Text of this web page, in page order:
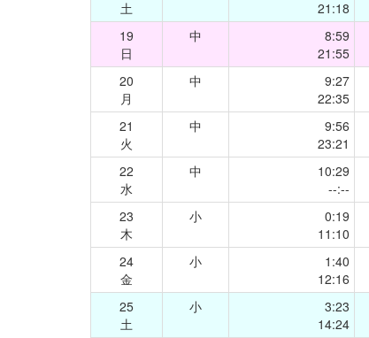
土
21:18
19
日
中
8:59
21:55
20
月
中
9:27
22:35
21
火
中
9:56
23:21
22
水
中
10:29
--:--
23
木
小
0:19
11:10
24
金
小
1:40
12:16
25
土
小
3:23
14:24